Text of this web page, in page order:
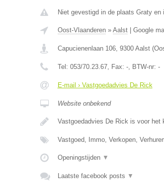
Niet gevestigd in de plaats Graty en
Oost-Vlaanderen» Aalst| Google
Capucienenlaan 106, 9300 Aalst(
Tel: 053/70.23.67, Fax: -, BTW-nr: -
E-mail › Vastgoedadvies De Rick
Website onbekend
Vastgoedadvies De Rick is voor het
Vastgoed, Immo, Verkopen,
Openingstijden ▼
Laatste facebook posts ▼